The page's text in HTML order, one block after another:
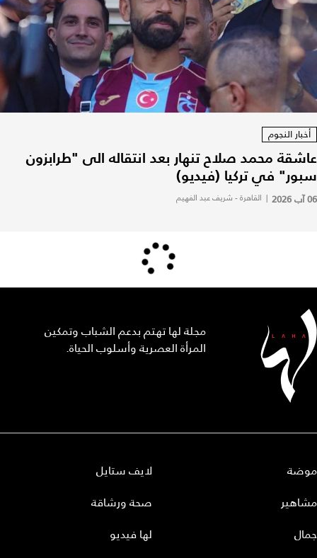
أخبار النجوم
عاشقة محمد صلاح تنهار بعد انتقاله الى "طرابزون
سبور" في تركيا (فيديو)
06 آب 2026 | القاهرة - شريف عبد الفهيم
مجلة لها تهتم بدعم الشباب وتمكين
المرأة العصرية وأسلوب الحياة.
موضة
مشاهير
جمال
لايف ستايل
صحة ورشاقة
لها فيديو